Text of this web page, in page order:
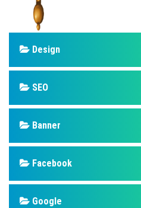
Design
SEO
Banner
Facebook
Google